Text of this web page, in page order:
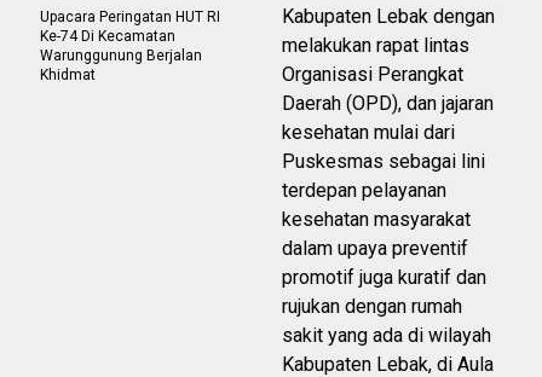
Kabupaten Lebak dengan
melakukan rapat lintas
Organisasi Perangkat
Daerah (OPD), dan jajaran
kesehatan mulai dari
Puskesmas sebagai lini
terdepan pelayanan
kesehatan masyarakat
dalam upaya preventif
promotif juga kuratif dan
rujukan dengan rumah
sakit yang ada di wilayah
Kabupaten Lebak, di Aula
Upacara Peringatan HUT RI
Ke-74 Di Kecamatan
Warunggunung Berjalan
Khidmat